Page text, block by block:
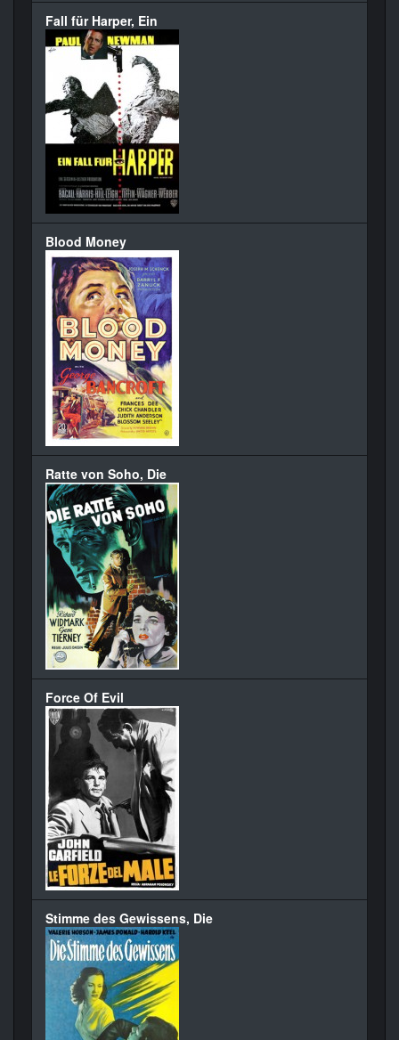
Fall für Harper, Ein
Blood Money
Ratte von Soho, Die
Force Of Evil
Stimme des Gewissens, Die